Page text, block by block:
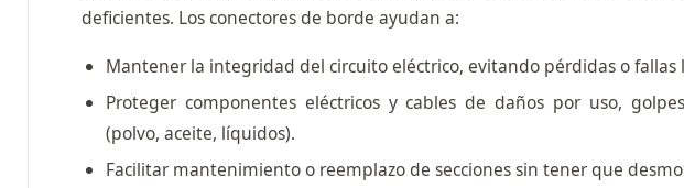
deficientes. Los conectores de borde ayudan a:
Mantener la integridad del circuito eléctrico, evitando pérdidas o fallas
Proteger componentes eléctricos y cables de daños por uso,
(polvo, aceite, líquidos).
Facilitar mantenimiento o reemplazo de secciones sin tener que